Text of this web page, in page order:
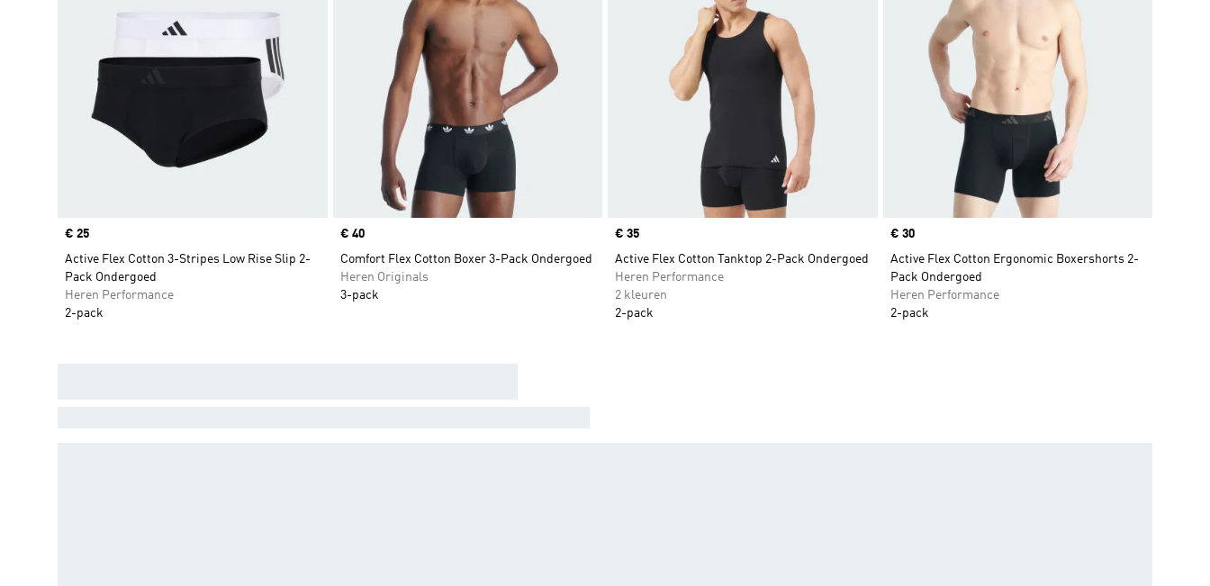
Price
€ 25
Active Flex Cotton 3-Stripes Low Rise Slip 2-
Pack Ondergoed
Heren Performance
2-pack
Price
€ 40
Comfort Flex Cotton Boxer 3-Pack Ondergoed
Heren Originals
3-pack
Price
€ 35
Active Flex Cotton Tanktop 2-Pack Ondergoed
Heren Performance
2 kleuren
2-pack
Price
€ 30
Active Flex Cotton Ergonomic Boxershorts 2-
Pack Ondergoed
Heren Performance
2-pack